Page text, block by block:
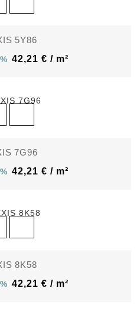
5Y86
42,21 € / m²
7G96
42,21 € / m²
8K58
42,21 € / m²